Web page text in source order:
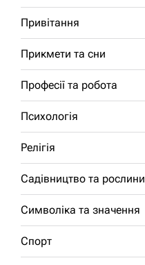
Привітання
Прикмети та сни
Професії та робота
Психологія
Релігія
Садівництво та рослини
Символіка та значення
Спорт